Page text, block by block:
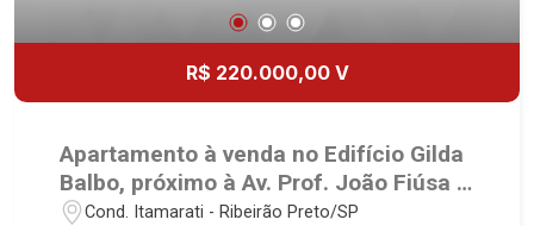
R$ 220.000,00 V
Apartamento à venda no Edifício Gilda
Balbo, próximo à Av. Prof. João Fiúsa -
Ribeirão Preto/SP.
Cond. Itamarati - Ribeirão Preto/SP